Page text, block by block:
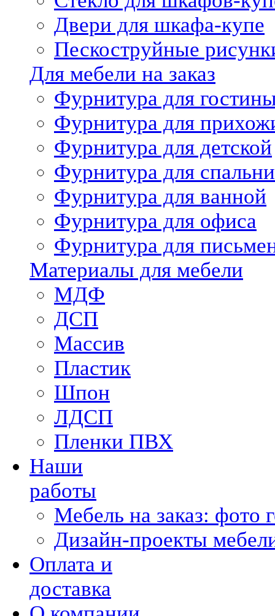
Двери для шкафа-купе
Пескоструйные
Для мебели на заказ
Фурнитура для
Фурнитура для
Фурнитура для детской
Фурнитура для спальни
Фурнитура для ванной
Фурнитура для офиса
Фурнитура для
Материалы для мебели
МДФ
ДСП
Массив
Пластик
Шпон
ЛДСП
Пленки ПВХ
Наши
работы
Мебель на заказ: фото
Дизайн-проекты
Оплата и
доставка